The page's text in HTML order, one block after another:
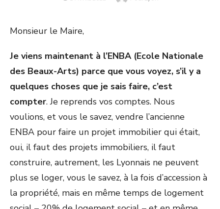
Monsieur le Maire,
Je viens maintenant à l’ENBA (Ecole Nationale
des Beaux-Arts) parce que vous voyez, s’il y a
quelques choses que je sais faire, c’est
compter. Je reprends vos comptes. Nous
voulions, et vous le savez, vendre l’ancienne
ENBA pour faire un projet immobilier qui était,
oui, il faut des projets immobiliers, il faut
construire, autrement, les Lyonnais ne peuvent
plus se loger, vous le savez, à la fois d’accession à
la propriété, mais en même temps de logement